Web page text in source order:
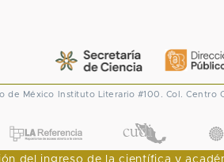
de México Instituto Literario #100. Col. Centro
del ingreso de la científica y